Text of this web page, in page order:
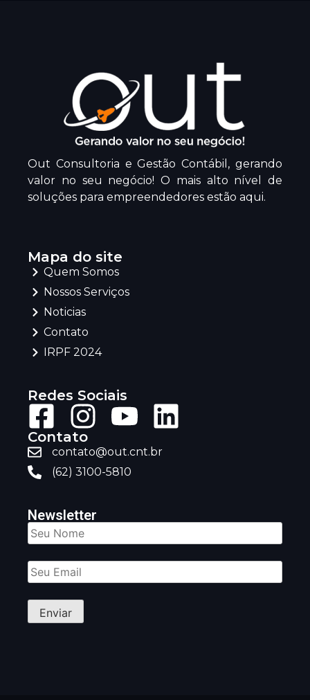
Out Consultoria e Gestão Contábil, gerando
valor no seu negócio! O mais alto nível de
soluções para empreendedores estão aqui.
Mapa do site
Quem Somos
Nossos Serviços
Noticias
Contato
IRPF 2024
Redes Sociais
Contato
contato@out.cnt.br
(62) 3100-5810
Newsletter